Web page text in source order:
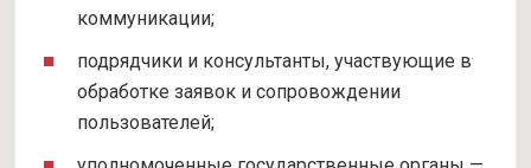
коммуникации;
подрядчики и консультанты, участвующие в
обработке заявок и сопровождении
пользователей;